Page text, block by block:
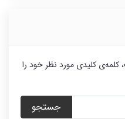
کلیدی مورد نظر خود را
جستجو